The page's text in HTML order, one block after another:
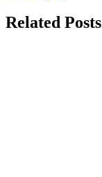
Related Posts